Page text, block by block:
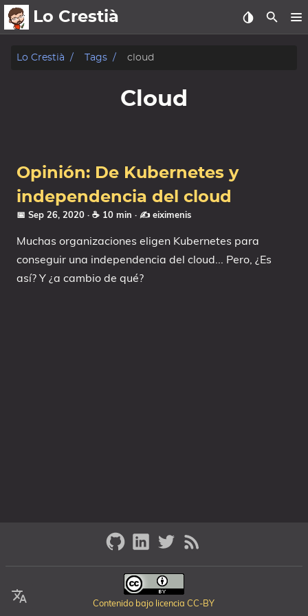
Lo Crestià
posts
oss
sobre
Mis Cursos
Mí
Lo Crestià Tags cloud
Cloud
Opinión: De Kubernetes y
independencia del cloud
📅 Sep 26, 2020 · ☕ 10 min · ✍️ eiximenis
Muchas organizaciones eligen Kubernetes para
conseguir una independencia del cloud... Pero, ¿Es
así? Y ¿a cambio de qué?
Contenido bajo licencia CC-BY